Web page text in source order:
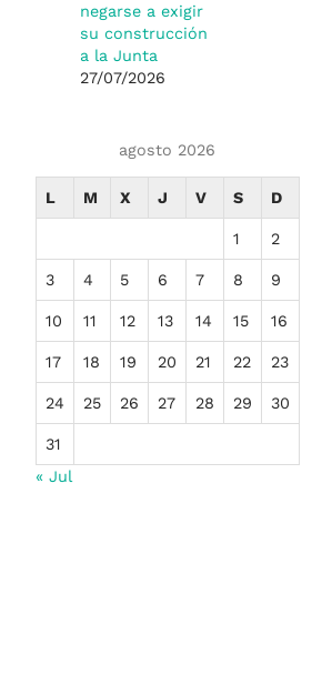
negarse a exigir
su construcción
a la Junta
27/07/2026
agosto 2026
L M X J V S D
1 2
3 4 5 6 7 8 9
10 11 12 13 14 15 16
17 18 19 20 21 22 23
24 25 26 27 28 29 30
31
« Jul